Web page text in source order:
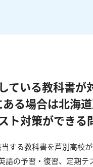
ている教科書が
る場合は北海
ト対策ができる
する教科書を芦別高校が
語の予習・復習、定期テ